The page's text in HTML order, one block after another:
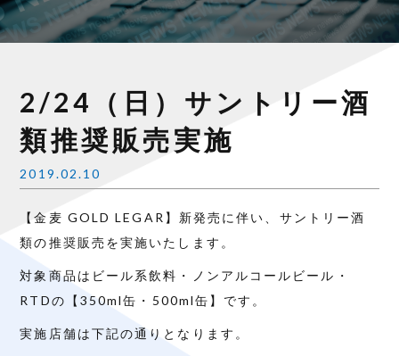
2/24（日）サントリー酒
類推奨販売実施
2019.02.10
【金麦 GOLD LEGAR】新発売に伴い、サントリー酒
類の推奨販売を実施いたします。
対象商品はビール系飲料・ノンアルコールビール・
RTDの【350ml缶・500ml缶】です。
実施店舗は下記の通りとなります。